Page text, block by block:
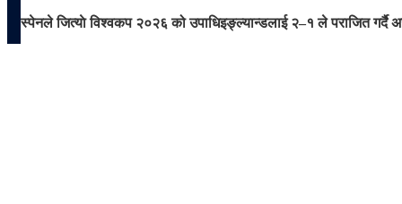
स्पेनले जित्याे विश्वकप २०२६ को उपाधिइङ्ल्यान्डलाई २–१ ले पराजित गर्दै